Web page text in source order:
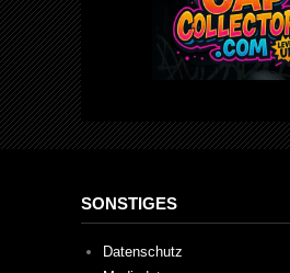
SONSTIGES
Datenschutz